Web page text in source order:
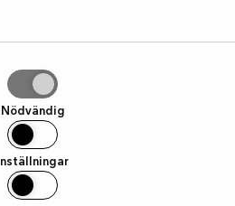
Nödvändig
Inställningar